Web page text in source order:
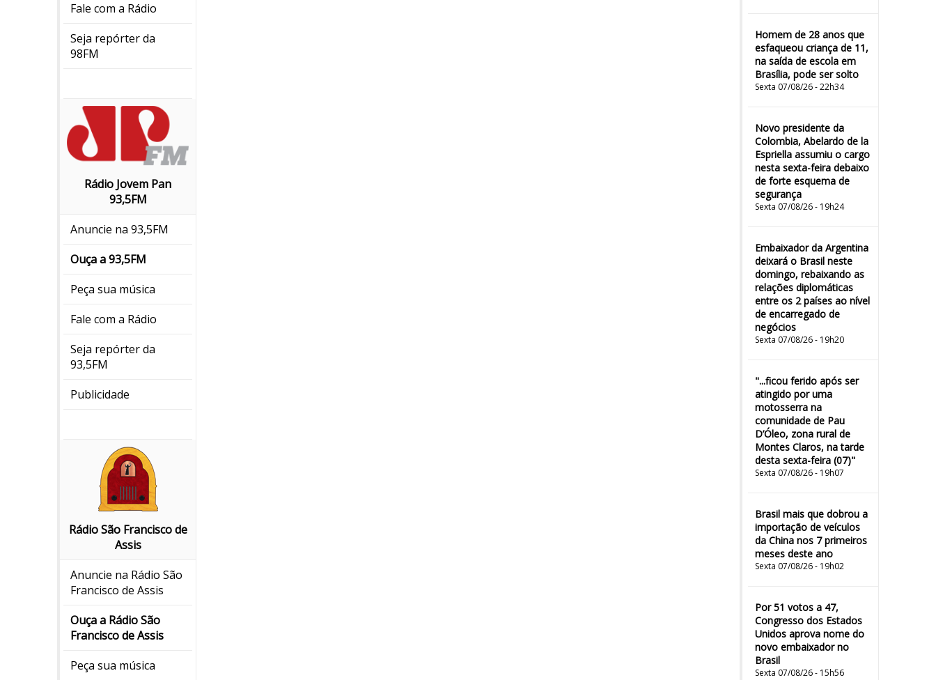
Fale com a Rádio
Seja repórter da
98FM
Rádio Jovem Pan
93,5FM
Anuncie na 93,5FM
Ouça a 93,5FM
Peça sua música
Fale com a Rádio
Seja repórter da
93,5FM
Publicidade
Rádio São Francisco de
Assis
Anuncie na Rádio São
Francisco de Assis
Ouça a Rádio São
Francisco de Assis
Peça sua música
Homem de 28 anos que
esfaqueou criança de 11,
na saída de escola em
Brasília, pode ser solto
Sexta 07/08/26 - 22h34
Novo presidente da
Colombia, Abelardo de la
Espriella assumiu o cargo
nesta sexta-feira debaixo
de forte esquema de
segurança
Sexta 07/08/26 - 19h24
Embaixador da Argentina
deixará o Brasil neste
domingo, rebaixando as
relações diplomáticas
entre os 2 países ao nível
de encarregado de
negócios
Sexta 07/08/26 - 19h20
"...ficou ferido após ser
atingido por uma
motosserra na
comunidade de Pau
D’Óleo, zona rural de
Montes Claros, na tarde
desta sexta-feira (07)"
Sexta 07/08/26 - 19h07
Brasil mais que dobrou a
importação de veículos
da China nos 7 primeiros
meses deste ano
Sexta 07/08/26 - 19h02
Por 51 votos a 47,
Congresso dos Estados
Unidos aprova nome do
novo embaixador no
Brasil
Sexta 07/08/26 - 15h56